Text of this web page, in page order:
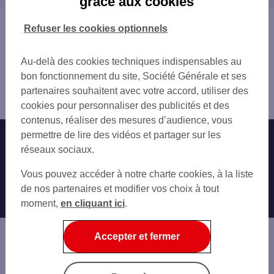
AIX SEXTIUS
AIX EN PROVENCE HOTEL DE VILLE
AIX EN PROVENCE 6 CRS MIRABEAU
GARE SNCF AIX PROVENCE
GARE SNCF AIX PROVENCE
AIX EN PROVENCE 1 RUE RIFLE RAFLE
AIX EN PROVENCE MIRABEAU
GEANT CASINO AIX EN PROVENCE
AIX EN PROVENCE 4 RUE FABROT
AIX LA PIOLINE
AIX PROV TOUR AYGOSI
AIX EN PROV PUYRICARD
BOUC-BEL-AIR
SEPTÈMES-LES-VALLONS
VITROLLES
LES PENNES-MIRABEAU
PERTUIS
MARIGNANE
AURIOL
Vous êtes ici : Accueil
Aix en Provence
Distributeur/automate GARE SNCF AIX TGV
Nos engagements Nous contacter
Autres sites SG
Professionnels
Entreprises
Associations
Banque privée
Informations légales
Au-delà des cookies techniques indispensables au
bon fonctionnement du site, Société Générale et ses
partenaires souhaitent avec votre accord, utiliser des
cookies pour personnaliser des publicités et des
contenus, réaliser des mesures d’audience, vous
permettre de lire des vidéos et partager sur les
réseaux sociaux.
Vous pouvez accéder à notre charte cookies, à la liste
de nos partenaires et modifier vos choix à tout
moment, en cliquant ici.
Refuser les cookies optionnels
Accepter et fermer